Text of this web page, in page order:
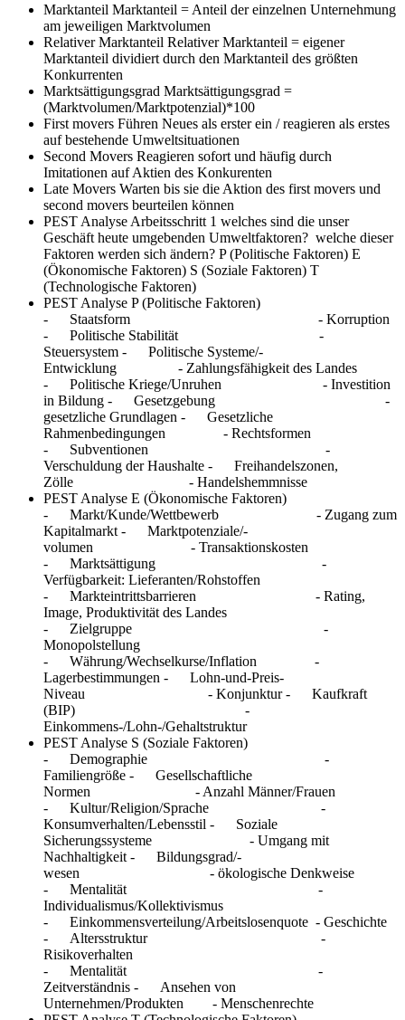
Marktanteil Marktanteil = Anteil der einzelnen Unternehmung
am jeweiligen Marktvolumen
Relativer Marktanteil Relativer Marktanteil = eigener
Marktanteil dividiert durch den Marktanteil des größten
Konkurrenten
Marktsättigungsgrad Marktsättigungsgrad =
(Marktvolumen/Marktpotenzial)*100
First movers Führen Neues als erster ein / reagieren als erstes
auf bestehende Umweltsituationen
Second Movers Reagieren sofort und häufig durch
Imitationen auf Aktien des Konkurenten
Late Movers Warten bis sie die Aktion des first movers und
second movers beurteilen können
PEST Analyse Arbeitsschritt 1 welches sind die unser
Geschäft heute umgebenden Umweltfaktoren? welche dieser
Faktoren werden sich ändern? P (Politische Faktoren) E
(Ökonomische Faktoren) S (Soziale Faktoren) T
(Technologische Faktoren)
PEST Analyse P (Politische Faktoren)
- Staatsform - Korruption
- Politische Stabilität -
Steuersystem - Politische Systeme/-
Entwicklung - Zahlungsfähigkeit des Landes
- Politische Kriege/Unruhen - Investition
in Bildung - Gesetzgebung -
gesetzliche Grundlagen - Gesetzliche
Rahmenbedingungen - Rechtsformen
- Subventionen -
Verschuldung der Haushalte - Freihandelszonen,
Zölle - Handelshemmnisse
PEST Analyse E (Ökonomische Faktoren)
- Markt/Kunde/Wettbewerb - Zugang zum
Kapitalmarkt - Marktpotenziale/-
volumen - Transaktionskosten
- Marktsättigung -
Verfügbarkeit: Lieferanten/Rohstoffen
- Markteintrittsbarrieren - Rating,
Image, Produktivität des Landes
- Zielgruppe -
Monopolstellung
- Währung/Wechselkurse/Inflation -
Lagerbestimmungen - Lohn-und-Preis-
Niveau - Konjunktur - Kaufkraft
(BIP) -
Einkommens-/Lohn-/Gehaltstruktur
PEST Analyse S (Soziale Faktoren)
- Demographie -
Familiengröße - Gesellschaftliche
Normen - Anzahl Männer/Frauen
- Kultur/Religion/Sprache -
Konsumverhalten/Lebensstil - Soziale
Sicherungssysteme - Umgang mit
Nachhaltigkeit - Bildungsgrad/-
wesen - ökologische Denkweise
- Mentalität -
Individualismus/Kollektivismus
- Einkommensverteilung/Arbeitslosenquote - Geschichte
- Altersstruktur -
Risikoverhalten
- Mentalität -
Zeitverständnis - Ansehen von
Unternehmen/Produkten - Menschenrechte